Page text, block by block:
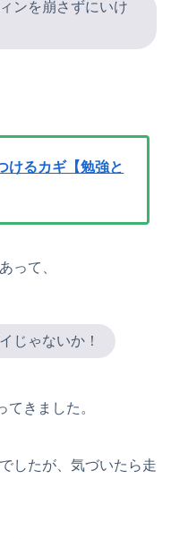
ンを崩さずにいけ
けるカギ【勉強と
って、
じゃないか！
きました。
したが、気づいたら走